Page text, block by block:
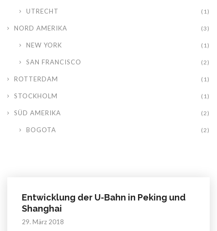
UTRECHT (1)
NORD AMERIKA (3)
NEW YORK (1)
SAN FRANCISCO (2)
ROTTERDAM (1)
STOCKHOLM (1)
SÜD AMERIKA (2)
BOGOTA (2)
Entwicklung der U-Bahn in Peking und
Shanghai
29. März 2018